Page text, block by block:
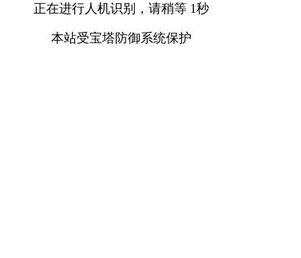
正在进行人机识别，请稍等 1秒
本站受宝塔防御系统保护